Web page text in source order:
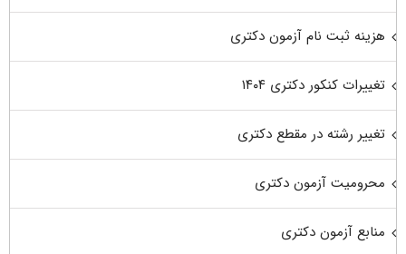
هزینه ثبت نام آزمون دکتری
تغییرات کنکور دکتری ۱۴۰۴
تغییر رشته در مقطع دکتری
محرومیت آزمون دکتری
منابع آزمون دکتری